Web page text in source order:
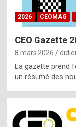
2026 CEOMAG
CEO Gazette
8 mars 2026
La gazette prend
un résumé des